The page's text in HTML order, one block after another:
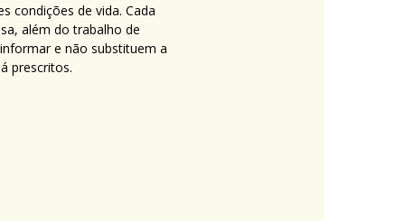
condições de vida. Cada
além do trabalho de
e não substituem a
prescritos.